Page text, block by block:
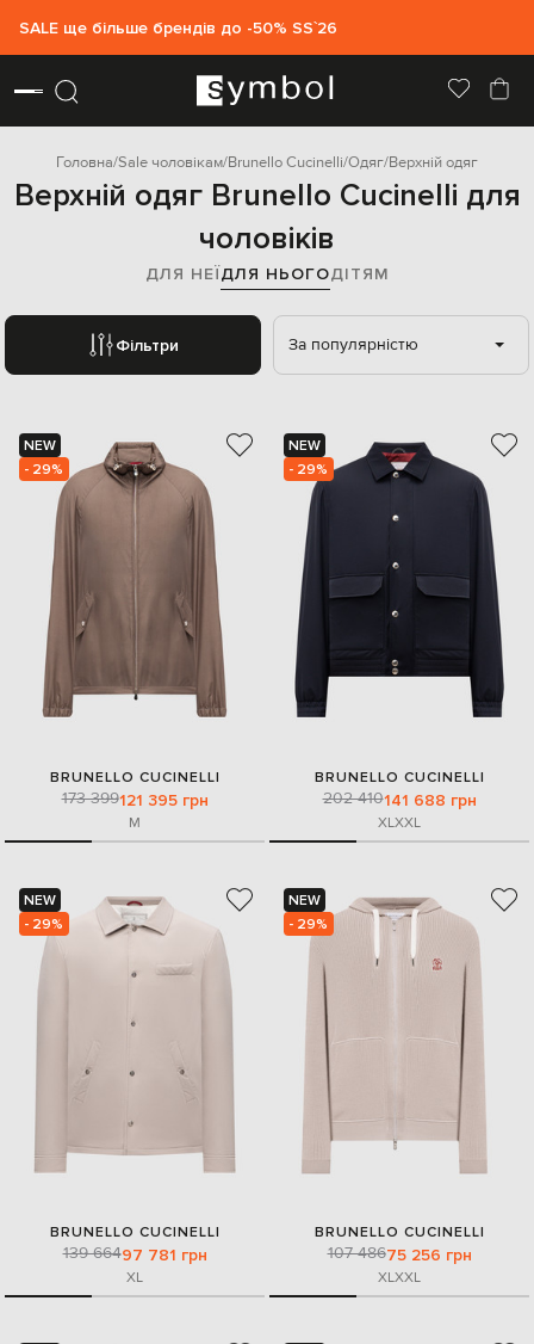
SALE ще більше брендів до -50% SS`26
Головна Sale чоловікам Brunello Cucinelli Одяг Верхній одяг
Верхній одяг Brunello Cucinelli для
чоловіків
ДЛЯ НЕЇДЛЯ НЬОГОДІТЯМ
Фільтри За популярністю
NEW
- 29%
BRUNELLO CUCINELLI
173 399121 395 грн
M
NEW
- 29%
BRUNELLO CUCINELLI
202 410141 688 грн
XLXXL
NEW
- 29%
BRUNELLO CUCINELLI
139 66497 781 грн
XL
NEW
- 29%
BRUNELLO CUCINELLI
107 48675 256 грн
XLXXL